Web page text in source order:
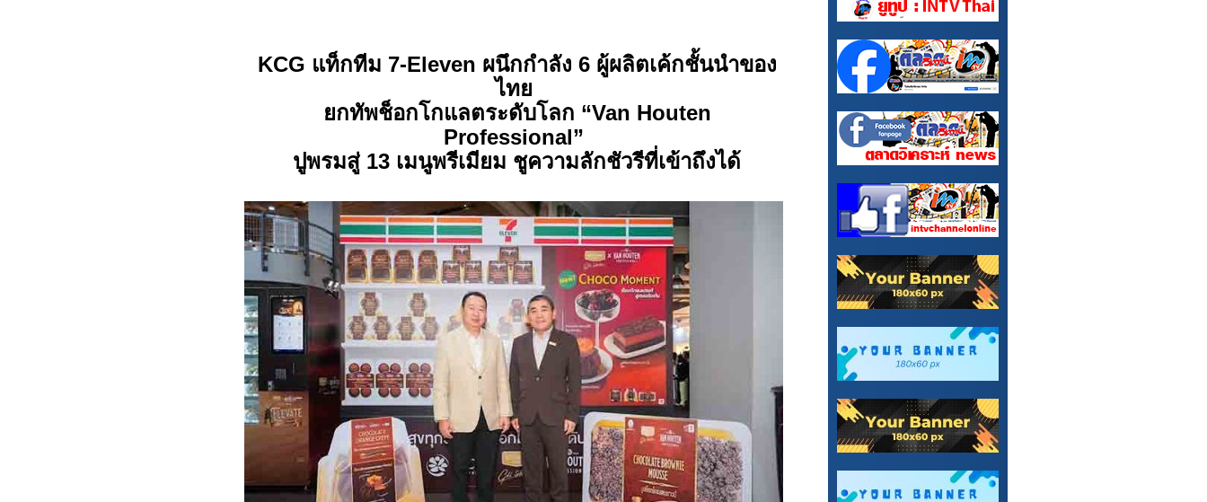
KCG แท็กทีม 7-Eleven ผนึกกำลัง 6 ผู้ผลิตเค้กชั้นนำของ
ไทย
ยกทัพช็อกโกแลตระดับโลก “Van Houten
Professional”
ปูพรมสู่ 13 เมนูพรีเมียม ชูความลักชัวรีที่เข้าถึงได้